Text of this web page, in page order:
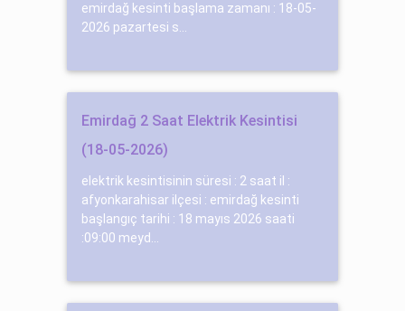
emirdağ kesinti başlama zamanı : 18-05-
2026 pazartesi s...
Emirdağ 2 Saat Elektrik Kesintisi
(18-05-2026)
elektrik kesintisinin süresi : 2 saat il :
afyonkarahisar ilçesi : emirdağ kesinti
başlangıç tarihi : 18 mayıs 2026 saati
:09:00 meyd...